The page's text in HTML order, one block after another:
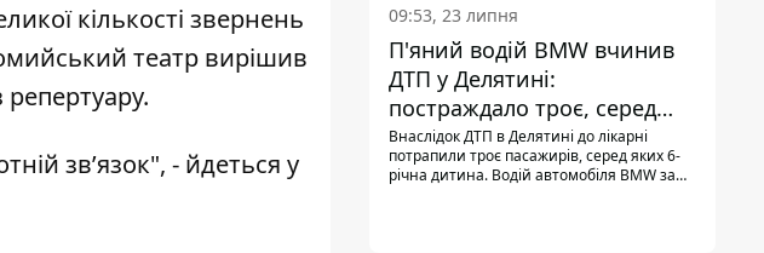
кількості звернень
театр вирішив
зв’язок", - йдеться у
09:53, 23 липня
П'яний водій BMW вчинив
ДТП у Делятині:
постраждало троє, серед
них - дитина
Внаслідок ДТП в Делятині до лікарні
потрапили троє пасажирів, серед яких 6-
річна дитина. Водій автомобіля BMW за